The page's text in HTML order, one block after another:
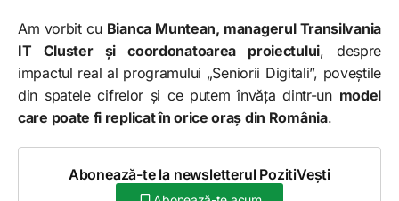
Am vorbit cu Bianca Muntean, managerul Transilvania
IT Cluster și coordonatoarea proiectului, despre
impactul real al programului „Seniorii Digitali”, poveștile
din spatele cifrelor și ce putem învăța dintr-un model
care poate fi replicat în orice oraș din România.
Abonează-te la newsletterul PozitiVești